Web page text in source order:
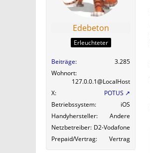
Edebeton
Erleuchteter
Beiträge
3.285
Wohnort
127.0.0.1@LocalHost
X
POTUS
Betriebssystem
iOS
Handyhersteller
Andere
Netzbetreiber D2-Vodafone
Prepaid/Vertrag
Vertrag